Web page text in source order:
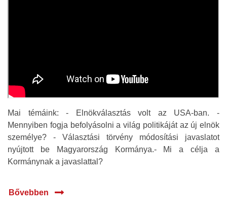
Mai témáink: - Elnökválasztás volt az USA-ban. -
Mennyiben fogja befolyásolni a világ politikáját az új elnök
személye? - Választási törvény módosítási javaslatot
nyújtott be Magyarország Kormánya.- Mi a célja a
Kormánynak a javaslattal?
Bővebben